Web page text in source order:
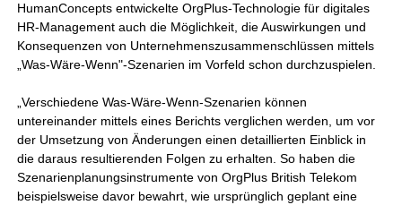
HumanConcepts entwickelte OrgPlus-Technologie für digitales
HR-Management auch die Möglichkeit, die Auswirkungen und
Konsequenzen von Unternehmenszusammenschlüssen mittels
„Was-Wäre-Wenn"-Szenarien im Vorfeld schon durchzuspielen.
„Verschiedene Was-Wäre-Wenn-Szenarien können
untereinander mittels eines Berichts verglichen werden, um vor
der Umsetzung von Änderungen einen detaillierten Einblick in
die daraus resultierenden Folgen zu erhalten. So haben die
Szenarienplanungsinstrumente von OrgPlus British Telekom
beispielsweise davor bewahrt, wie ursprünglich geplant eine